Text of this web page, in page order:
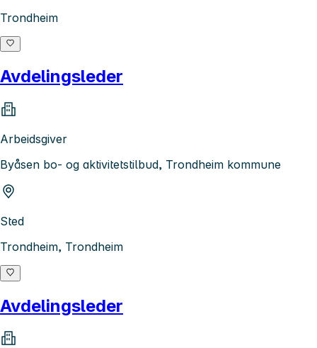
Trondheim
Avdelingsleder
Arbeidsgiver
Byåsen bo- og aktivitetstilbud, Trondheim kommune
Sted
Trondheim, Trondheim
Avdelingsleder